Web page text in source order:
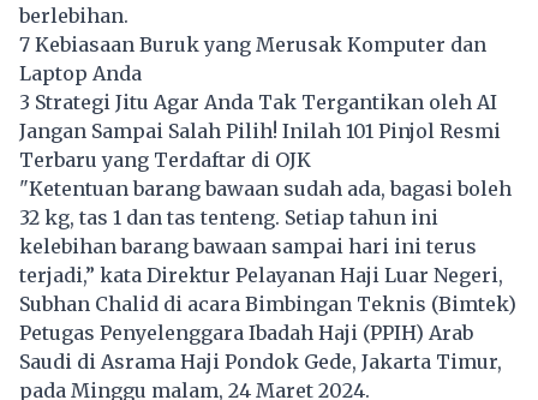
berlebihan.
7 Kebiasaan Buruk yang Merusak Komputer dan
Laptop Anda
3 Strategi Jitu Agar Anda Tak Tergantikan oleh AI
Jangan Sampai Salah Pilih! Inilah 101 Pinjol Resmi
Terbaru yang Terdaftar di OJK
"Ketentuan barang bawaan sudah ada, bagasi boleh
32 kg, tas 1 dan tas tenteng. Setiap tahun ini
kelebihan barang bawaan sampai hari ini terus
terjadi,” kata Direktur Pelayanan Haji Luar Negeri,
Subhan Chalid di acara Bimbingan Teknis (Bimtek)
Petugas Penyelenggara Ibadah Haji (PPIH) Arab
Saudi di Asrama Haji Pondok Gede, Jakarta Timur,
pada Minggu malam, 24 Maret 2024.